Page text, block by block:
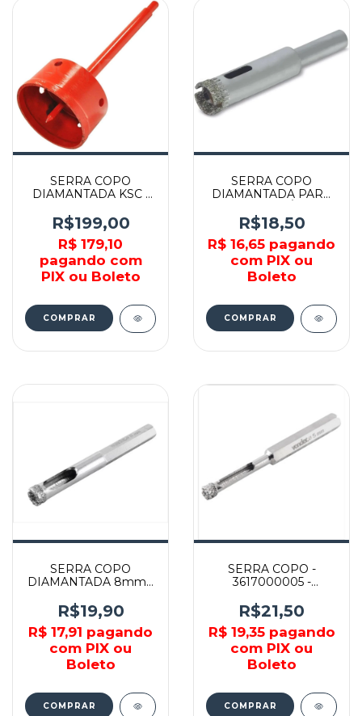
SERRA COPO
DIAMANTADA KSC -
BRASKOKI
R$199,00
R$ 179,10
pagando com
PIX ou Boleto
SERRA COPO
DIAMANTADA PARA
4060003 - ROCAST
R$18,50
R$ 16,65 pagando
com PIX ou
Boleto
COMPRAR
SERRA COPO
DIAMANTADA 8mm -
VONDER
R$19,90
R$ 17,91 pagando
com PIX ou
Boleto
COMPRAR
SERRA COPO -
3617000005 -
R$21,50
R$ 19,35pagando
com PIX ou
Boleto
COMPRAR